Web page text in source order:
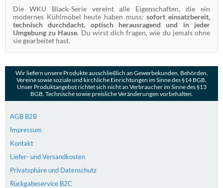
Die WKU Black-Serie vereint alle Eigenschaften, die ein
modernes Kühlmöbel heute haben muss:sofort einsatzbereit,
technisch durchdacht, optisch herausragend und in jeder
Umgebung zu Hause. Du wirst dich fragen, wie du jemals ohne
sie gearbeitet hast.
Wir liefern unsere Produkte ausschließlich an Gewerbekunden, Behörden,
Vereine sowie soziale und kirchliche Einrichtungen im Sinne des §14 BGB.
Unser Produktangebot richtet sich nicht an Verbraucher im Sinne des §13
BGB. Technische sowie preisliche Veränderungen vorbehalten.
AGB B2B
Impressum
Kontakt
Liefer- und Versandkosten
Privatsphäre und Datenschutz
Rückgabeservice B2C